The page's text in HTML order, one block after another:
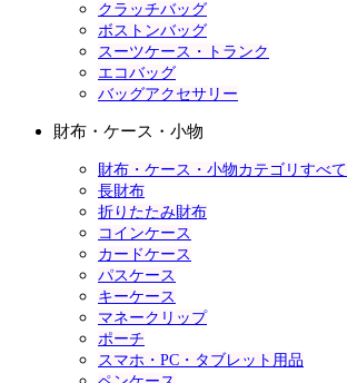
クラッチバッグ
ボストンバッグ
スーツケース・トランク
エコバッグ
バッグアクセサリー
財布・ケース・小物
財布・ケース・小物カテゴリすべて
長財布
折りたたみ財布
コインケース
カードケース
パスケース
キーケース
マネークリップ
ポーチ
スマホ・PC・タブレット用品